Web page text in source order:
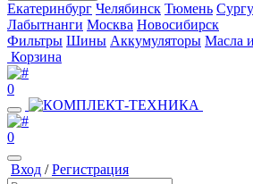
Екатеринбург Челябинск Тюмень
Лабытнанги Москва Новосибирск
Фильтры Шины Аккумуляторы Масла
Корзина
0
0
Вход /Регистрация